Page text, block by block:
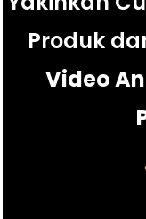
Produk
Video